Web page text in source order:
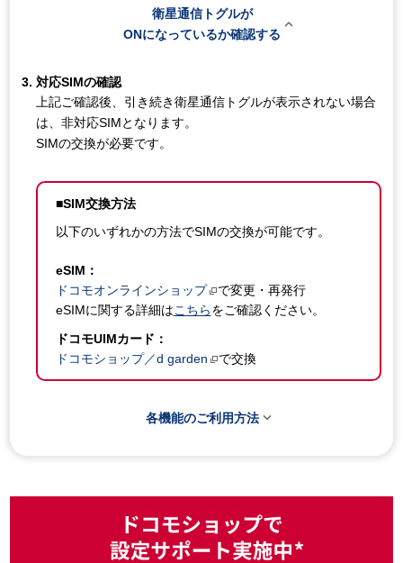
衛星通信トグルが
ONになっているか確認する

対応SIMの確認
上記ご確認後、引き続き衛星通信トグルが表示されない場合
は、非対応SIMとなります。
SIMの交換が必要です。
■SIM交換方法
以下のいずれかの方法でSIMの交換が可能です。
eSIM：
ドコモオンラインショップ
で変更・再発行
eSIMに関する詳細はこちらをご確認ください。
ドコモUIMカード：
ドコモショップ／d garden
で交換
各機能のご利用方法